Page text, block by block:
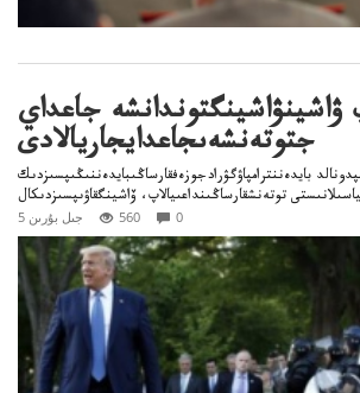
ۋاشينۋاشينگتوندانشە جاعداي
جتوتەنشەىجاعدايجاريالادى
بايدەننترامپاۋگۋرادجوزەفقارساڭىبايدەننىڭىپسىزدىك
5 جىل بۇرىن 560 0